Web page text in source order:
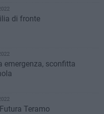
di fronte
emergenza, sconfitta
Teramo